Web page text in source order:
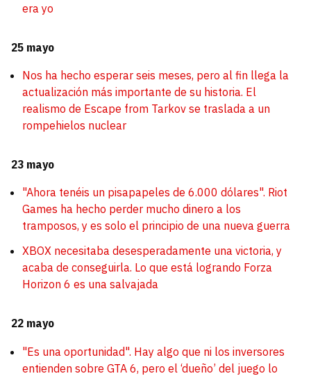
era yo
25 mayo
Nos ha hecho esperar seis meses, pero al fin llega la
actualización más importante de su historia. El
realismo de Escape from Tarkov se traslada a un
rompehielos nuclear
23 mayo
"Ahora tenéis un pisapapeles de 6.000 dólares". Riot
Games ha hecho perder mucho dinero a los
tramposos, y es solo el principio de una nueva guerra
XBOX necesitaba desesperadamente una victoria, y
acaba de conseguirla. Lo que está logrando Forza
Horizon 6 es una salvajada
22 mayo
"Es una oportunidad". Hay algo que ni los inversores
entienden sobre GTA 6, pero el ‘dueño’ del juego lo